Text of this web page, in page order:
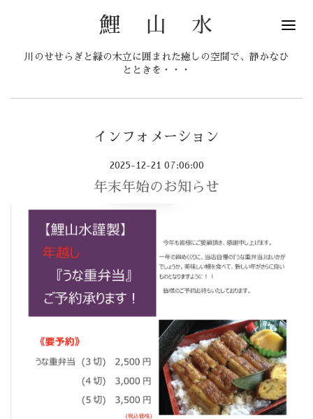
鯉 山 水
川のせせらぎと緑の木立に囲まれた癒しの空間で、静かなひ
とときを・・・
インフォメーション
2025-12-21 07:06:00
年末年始のお知らせ